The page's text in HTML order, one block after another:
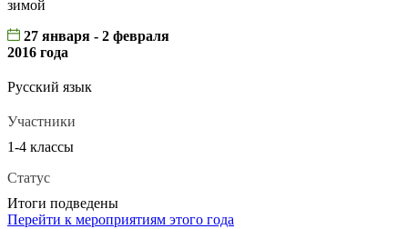
зимой
27 января - 2 февраля
2016 года
Русский язык
Участники
1-4 классы
Статус
Итоги подведены
Перейти к мероприятиям этого года